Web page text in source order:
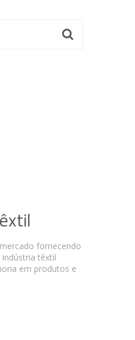
fornecendo
têxtil
em produtos e